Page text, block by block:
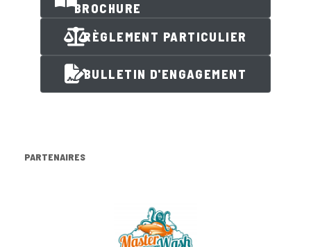
BROCHURE
RÈGLEMENT PARTICULIER
BULLETIN D'ENGAGEMENT
PARTENAIRES